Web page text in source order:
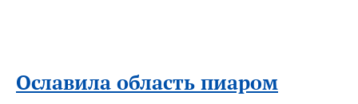
Ославила область пиаром